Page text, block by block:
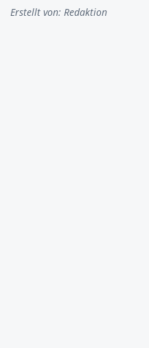
Erstellt von: Redaktion